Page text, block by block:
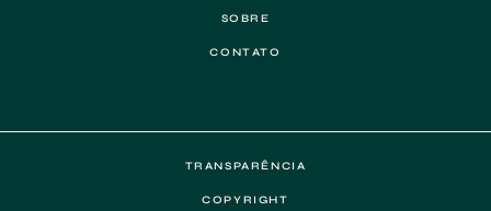
SOBRE
CONTATO
TRANSPARÊNCIA
COPYRIGHT